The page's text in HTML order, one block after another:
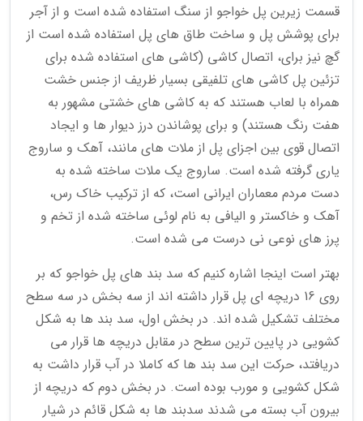
قسمت زیرین پل خواجو از سنگ استفاده شده است و از آجر
برای پوشش پل و ساخت طاق های پل استفاده شده است از
گچ نیز برای، اتصال کاشی (کاشی های استفاده شده برای
تزئین پل کاشی های تلفیقی بسیار ظریف از جنس خشت
همراه با لعاب هستند که به کاشی های خشتی مشهور به
هفت رنگ هستند) و برای پوشاندن درز دیوار ها و ایجاد
اتصال قوی بین اجزای پل از ملات های مانند، آهک و ساروج
یاری گرفته شده است. ساروج یک ملات ساخته شده به
دست مردم معماران ایرانی است، که از ترکیب خاک رس،
آهک و خاکستر و الیافی به نام لوئی ساخته شده از تخم و
پرز های نوعی نی درست می شده است.
بهتر است اینجا اشاره کنیم که سد بند های پل خواجو که بر
روی 16 دریچه ای پل قرار داشته اند از سه بخش در سه سطح
مختلف تشکیل شده اند. در بخش اول، سد بند ها به شکل
کشویی در پایین ترین سطح در مقابل دریچه ها قرار می
دریافتد، حرکت این سد بند ها که کاملا در آب قرار داشت به
شکل کشویی و مورب بوده است. در بخش دوم که دریچه از
بیرون آب بسته می شدند سدبند ها به شکل قائم در شیار